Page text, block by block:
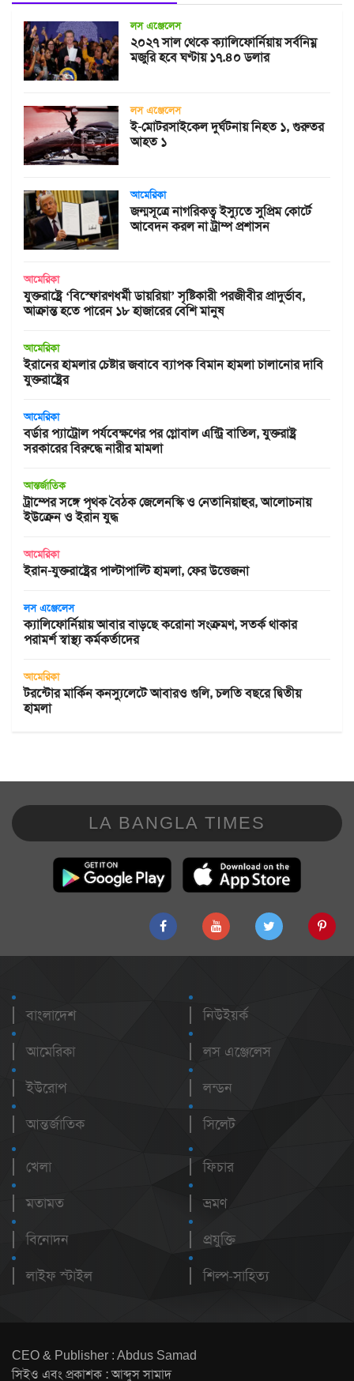
লস এঞ্জেলেস
২০২৭ সাল থেকে ক্যালিফোর্নিয়ায় সর্বনিম্ন
মজুরি হবে ঘণ্টায় ১৭.৪০ ডলার
লস এঞ্জেলেস
ই-মোটরসাইকেল দুর্ঘটনায় নিহত ১, গুরুতর
আহত ১
আমেরিকা
জন্মসূত্রে নাগরিকত্ব ইস্যুতে সুপ্রিম কোর্টে
আবেদন করল না ট্রাম্প প্রশাসন
আমেরিকা
যুক্তরাষ্ট্রে ‘বিস্ফোরণধর্মী ডায়রিয়া’ সৃষ্টিকারী পরজীবীর প্রাদুর্ভাব,
আক্রান্ত হতে পারেন ১৮ হাজারের বেশি মানুষ
আমেরিকা
ইরানের হামলার চেষ্টার জবাবে ব্যাপক বিমান হামলা চালানোর দাবি
যুক্তরাষ্ট্রের
আমেরিকা
বর্ডার প্যাট্রোল পর্যবেক্ষণের পর গ্লোবাল এন্ট্রি বাতিল, যুক্তরাষ্ট্র
সরকারের বিরুদ্ধে নারীর মামলা
আন্তর্জাতিক
ট্রাম্পের সঙ্গে পৃথক বৈঠক জেলেনস্কি ও নেতানিয়াহুর, আলোচনায়
ইউক্রেন ও ইরান যুদ্ধ
আমেরিকা
ইরান-যুক্তরাষ্ট্রের পাল্টাপাল্টি হামলা, ফের উত্তেজনা
লস এঞ্জেলেস
ক্যালিফোর্নিয়ায় আবার বাড়ছে করোনা সংক্রমণ, সতর্ক থাকার
পরামর্শ স্বাস্থ্য কর্মকর্তাদের
আমেরিকা
টরন্টোর মার্কিন কনস্যুলেটে আবারও গুলি, চলতি বছরে দ্বিতীয়
হামলা
LA BANGLA TIMES
বাংলাদেশ
আমেরিকা
ইউরোপ
আন্তর্জাতিক
নিউইয়র্ক
লস এঞ্জেলেস
লন্ডন
সিলেট
খেলা
মতামত
বিনোদন
লাইফ স্টাইল
ফিচার
ভ্রমণ
প্রযুক্তি
শিল্প-সাহিত্য
CEO & Publisher : Abdus Samad
সিইও এবং প্রকাশক : আব্দুস সামাদ